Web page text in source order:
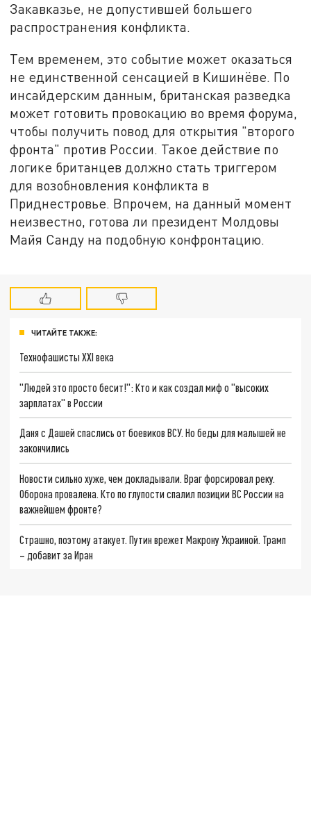
Закавказье, не допустившей большего
распространения конфликта.
Тем временем, это событие может оказаться
не единственной сенсацией в Кишинёве. По
инсайдерским данным, британская разведка
может готовить провокацию во время форума,
чтобы получить повод для открытия "второго
фронта" против России. Такое действие по
логике британцев должно стать триггером
для возобновления конфликта в
Приднестровье. Впрочем, на данный момент
неизвестно, готова ли президент Молдовы
Майя Санду на подобную конфронтацию.
ЧИТАЙТЕ ТАКЖЕ:
Технофашисты XXI века
"Людей это просто бесит!": Кто и как создал миф о "высоких
зарплатах" в России
Даня с Дашей спаслись от боевиков ВСУ. Но беды для малышей не
закончились
Новости сильно хуже, чем докладывали. Враг форсировал реку.
Оборона провалена. Кто по глупости спалил позиции ВС России на
важнейшем фронте?
Страшно, поэтому атакует. Путин врежет Макрону Украиной. Трамп
– добавит за Иран